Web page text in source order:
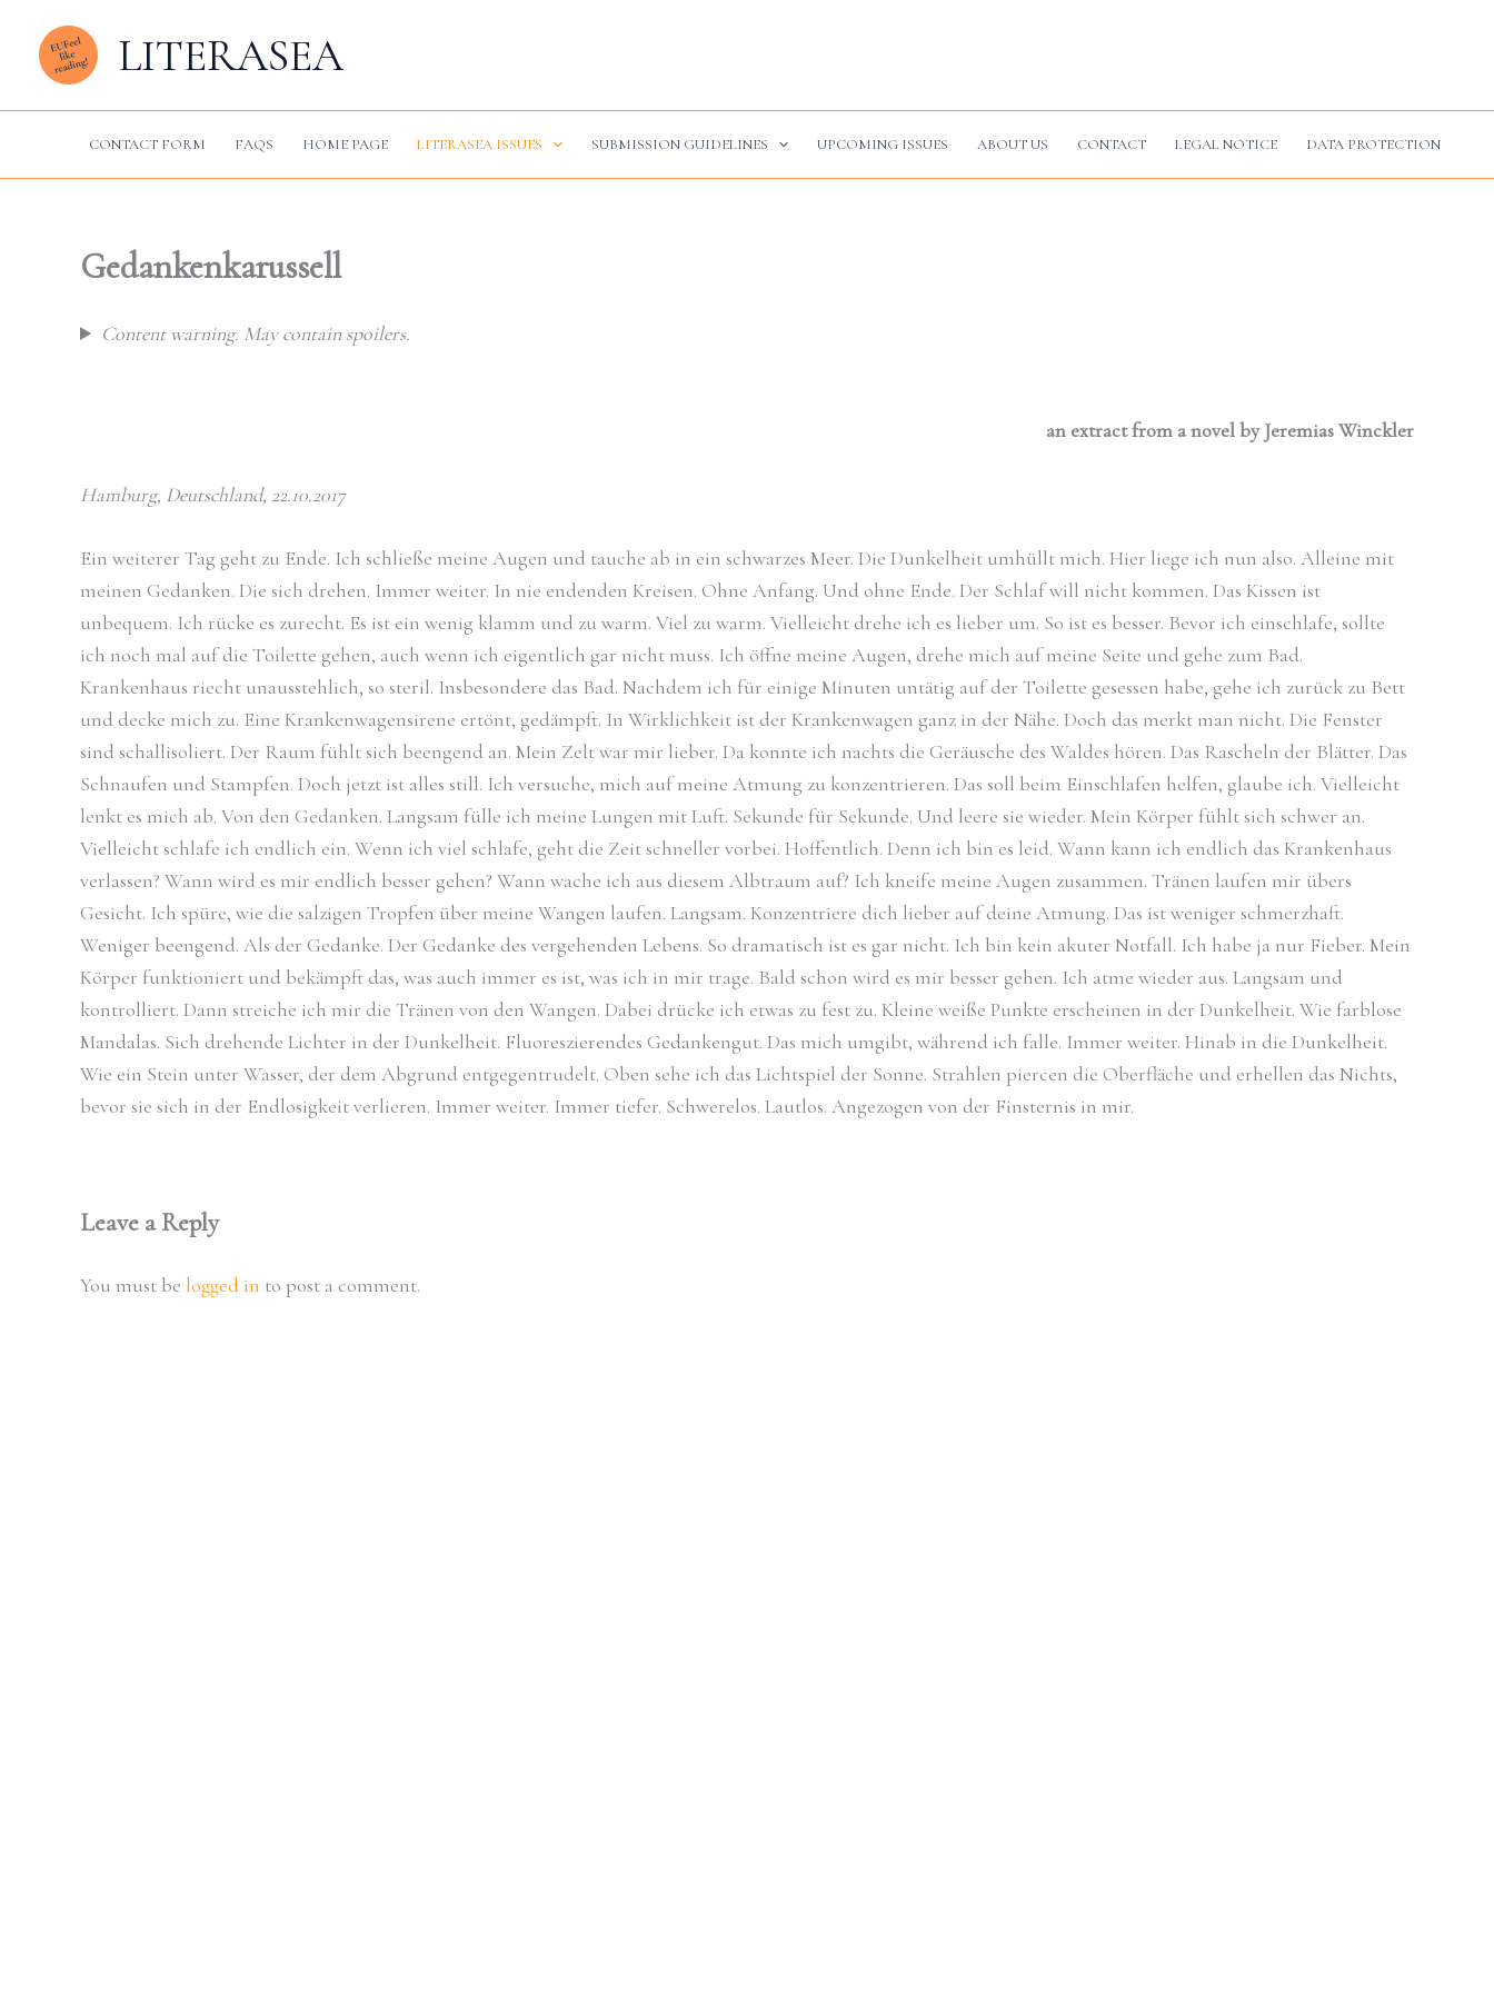
content
LITERASEA
CONTACT FORM FAQS HOME PAGE LITERASEA ISSUES SUBMISSION GUIDELINES UPCOMING ISSUES ABOUT US CONTACT LEGAL NOTICE DATA PROTECTION
Gedankenkarussell
Content warning. May contain spoilers.
an extract from a novel by Jeremias Winckler
Hamburg, Deutschland, 22.10.2017
Ein weiterer Tag geht zu Ende. Ich schließe meine Augen und tauche ab in ein schwarzes Meer. Die Dunkelheit umhüllt mich. Hier liege ich nun also. Alleine mit
meinen Gedanken. Die sich drehen. Immer weiter. In nie endenden Kreisen. Ohne Anfang. Und ohne Ende. Der Schlaf will nicht kommen. Das Kissen ist
unbequem. Ich rücke es zurecht. Es ist ein wenig klamm und zu warm. Viel zu warm. Vielleicht drehe ich es lieber um. So ist es besser. Bevor ich einschlafe, sollte
ich noch mal auf die Toilette gehen, auch wenn ich eigentlich gar nicht muss. Ich öffne meine Augen, drehe mich auf meine Seite und gehe zum Bad.
Krankenhaus riecht unausstehlich, so steril. Insbesondere das Bad. Nachdem ich für einige Minuten untätig auf der Toilette gesessen habe, gehe ich zurück zu Bett
und decke mich zu. Eine Krankenwagensirene ertönt, gedämpft. In Wirklichkeit ist der Krankenwagen ganz in der Nähe. Doch das merkt man nicht. Die Fenster
sind schallisoliert. Der Raum fühlt sich beengend an. Mein Zelt war mir lieber. Da konnte ich nachts die Geräusche des Waldes hören. Das Rascheln der Blätter. Das
Schnaufen und Stampfen. Doch jetzt ist alles still. Ich versuche, mich auf meine Atmung zu konzentrieren. Das soll beim Einschlafen helfen, glaube ich. Vielleicht
lenkt es mich ab. Von den Gedanken. Langsam fülle ich meine Lungen mit Luft. Sekunde für Sekunde. Und leere sie wieder. Mein Körper fühlt sich schwer an.
Vielleicht schlafe ich endlich ein. Wenn ich viel schlafe, geht die Zeit schneller vorbei. Hoffentlich. Denn ich bin es leid. Wann kann ich endlich das Krankenhaus
verlassen? Wann wird es mir endlich besser gehen? Wann wache ich aus diesem Albtraum auf? Ich kneife meine Augen zusammen. Tränen laufen mir übers
Gesicht. Ich spüre, wie die salzigen Tropfen über meine Wangen laufen. Langsam. Konzentriere dich lieber auf deine Atmung. Das ist weniger schmerzhaft.
Weniger beengend. Als der Gedanke. Der Gedanke des vergehenden Lebens. So dramatisch ist es gar nicht. Ich bin kein akuter Notfall. Ich habe ja nur Fieber. Mein
Körper funktioniert und bekämpft das, was auch immer es ist, was ich in mir trage. Bald schon wird es mir besser gehen. Ich atme wieder aus. Langsam und
kontrolliert. Dann streiche ich mir die Tränen von den Wangen. Dabei drücke ich etwas zu fest zu. Kleine weiße Punkte erscheinen in der Dunkelheit. Wie farblose
Mandalas. Sich drehende Lichter in der Dunkelheit. Fluoreszierendes Gedankengut. Das mich umgibt, während ich falle. Immer weiter. Hinab in die Dunkelheit.
Wie ein Stein unter Wasser, der dem Abgrund entgegentrudelt. Oben sehe ich das Lichtspiel der Sonne. Strahlen piercen die Oberfläche und erhellen das Nichts,
bevor sie sich in der Endlosigkeit verlieren. Immer weiter. Immer tiefer. Schwerelos. Lautlos. Angezogen von der Finsternis in mir.
Leave a Reply
You must be logged in to post a comment.